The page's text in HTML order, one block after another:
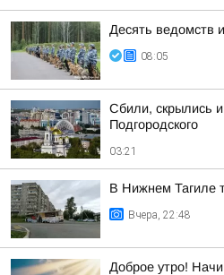
Десять ведомств
08:05
Сбили, скрылись
Подгородского
03:21
В Нижнем Тагиле
Вчера, 22:48
Доброе утро!